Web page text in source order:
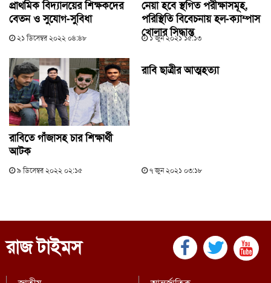
প্রাথমিক বিদ্যালয়ের শিক্ষকদের
বেতন ও সুযোগ-সুবিধা
২১ ডিসেম্বর ২০২২ ০৪:৪৮
নেয়া হবে স্থগিত পরীক্ষাসমূহ,
পরিস্থিতি বিবেচনায় হল-ক্যাম্পাস
খোলার সিদ্ধান্ত
১ জুন ২০২১ ১৫:১৩
রাবিতে গাঁজাসহ চার শিক্ষার্থী
আটক
৯ ডিসেম্বর ২০২২ ০২:১৫
রাবি ছাত্রীর আত্মহত্যা
৭ জুন ২০২১ ০৩:১৮
রাজ টাইমস